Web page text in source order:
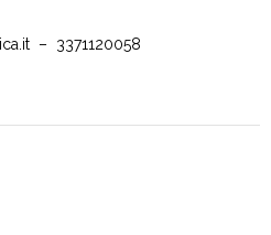
– 3371120058